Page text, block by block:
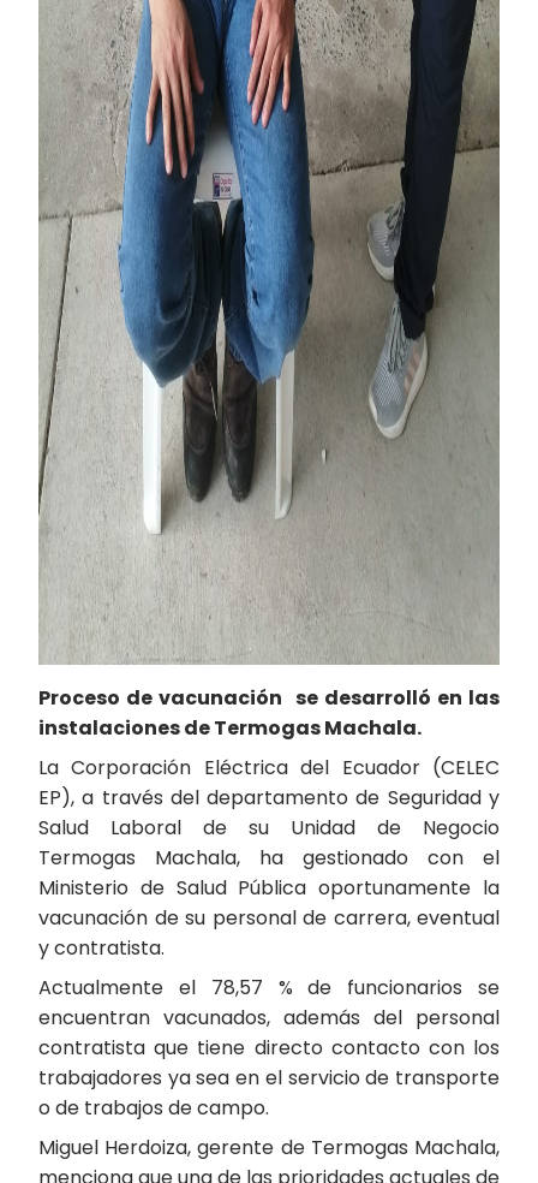
Proceso de vacunación se desarrolló en las
instalaciones de Termogas Machala.
La Corporación Eléctrica del Ecuador (CELEC
EP), a través del departamento de Seguridad y
Salud Laboral de su Unidad de Negocio
Termogas Machala, ha gestionado con el
Ministerio de Salud Pública oportunamente la
vacunación de su personal de carrera, eventual
y contratista.
Actualmente el 78,57 % de funcionarios se
encuentran vacunados, además del personal
contratista que tiene directo contacto con los
trabajadores ya sea en el servicio de transporte
o de trabajos de campo.
Miguel Herdoiza, gerente de Termogas Machala,